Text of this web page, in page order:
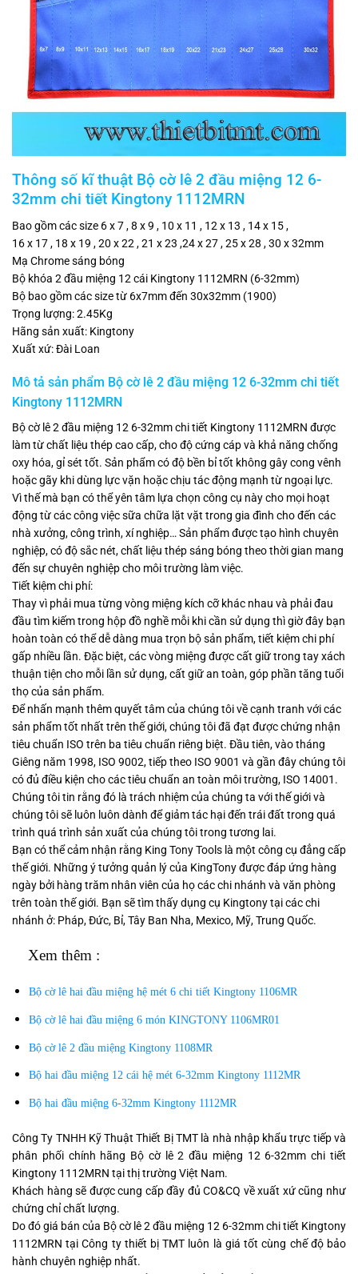
Thông số kĩ thuật Bộ cờ lê 2 đầu miệng 12 6-
32mm chi tiết Kingtony 1112MRN
Bao gồm các size 6 x 7 , 8 x 9 , 10 x 11 , 12 x 13 , 14 x 15 ,
16 x 17 , 18 x 19 , 20 x 22 , 21 x 23 ,24 x 27 , 25 x 28 , 30 x 32mm
Mạ Chrome sáng bóng
Bộ khóa 2 đầu miệng 12 cái Kingtony 1112MRN (6-32mm)
Bộ bao gồm các size từ 6x7mm đến 30x32mm (1900)
Trọng lượng: 2.45Kg
Hãng sản xuất: Kingtony
Xuất xứ: Đài Loan
Mô tả sản phẩm Bộ cờ lê 2 đầu miệng 12 6-32mm chi tiết
Kingtony 1112MRN
Bộ cờ lê 2 đầu miệng 12 6-32mm chi tiết Kingtony 1112MRN được
làm từ chất liệu thép cao cấp, cho độ cứng cáp và khả năng chống
oxy hóa, gỉ sét tốt. Sản phẩm có độ bền bỉ tốt không gây cong vênh
hoặc gãy khi dùng lực vặn hoặc chịu tác động mạnh từ ngoại lực.
Vì thế mà bạn có thể yên tâm lựa chọn công cụ này cho mọi hoạt
động từ các công việc sữa chữa lặt vặt trong gia đình cho đến các
nhà xưởng, công trình, xí nghiệp… Sản phẩm được tạo hình chuyên
nghiệp, có độ sắc nét, chất liệu thép sáng bóng theo thời gian mang
đến sự chuyên nghiệp cho môi trường làm việc.
Tiết kiệm chi phí:
Thay vì phải mua từng vòng miệng kích cỡ khác nhau và phải đau
đầu tìm kiếm trong hộp đồ nghề mỗi khi cần sử dụng thì giờ đây bạn
hoàn toàn có thể dễ dàng mua trọn bộ sản phẩm, tiết kiệm chi phí
gấp nhiều lần. Đặc biệt, các vòng miệng được cất giữ trong tay xách
thuận tiện cho mỗi lần sử dụng, cất giữ an toàn, góp phần tăng tuổi
thọ của sản phẩm.
Để nhấn mạnh thêm quyết tâm của chúng tôi về cạnh tranh với các
sản phẩm tốt nhất trên thế giới, chúng tôi đã đạt được chứng nhận
tiêu chuẩn ISO trên ba tiêu chuẩn riêng biệt. Đầu tiên, vào tháng
Giêng năm 1998, ISO 9002, tiếp theo ISO 9001 và gần đây chúng tôi
có đủ điều kiện cho các tiêu chuẩn an toàn môi trường, ISO 14001.
Chúng tôi tin rằng đó là trách nhiệm của chúng ta với thế giới và
chúng tôi sẽ luôn luôn dành để giảm tác hại đến trái đất trong quá
trình quá trình sản xuất của chúng tôi trong tương lai.
Bạn có thể cảm nhận rằng King Tony Tools là một công cụ đẳng cấp
thế giới. Những ý tưởng quản lý của KingTony được đáp ứng hàng
ngày bởi hàng trăm nhân viên của họ các chi nhánh và văn phòng
trên toàn thế giới. Bạn sẽ tìm thấy dụng cụ Kingtony tại các chi
nhánh ở: Pháp, Đức, Bỉ, Tây Ban Nha, Mexico, Mỹ, Trung Quốc.
Xem thêm :
Bộ cờ lê hai đầu miệng hệ mét 6 chi tiết Kingtony 1106MR
Bộ cờ lê hai đầu miệng 6 món KINGTONY 1106MR01
Bộ cờ lê 2 đầu miệng Kingtony 1108MR
Bộ hai đầu miệng 12 cái hệ mét 6-32mm Kingtony 1112MR
Bộ hai đầu miệng 6-32mm Kingtony 1112MR
Công Ty TNHH Kỹ Thuật Thiết Bị TMT là nhà nhập khẩu trực tiếp và
phân phối chính hãng Bộ cờ lê 2 đầu miệng 12 6-32mm chi tiết
Kingtony 1112MRN tại thị trường Việt Nam.
Khách hàng sẽ được cung cấp đầy đủ CO&CQ về xuất xứ cũng như
chứng chỉ chất lượng.
Do đó giá bán của Bộ cờ lê 2 đầu miệng 12 6-32mm chi tiết Kingtony
1112MRN tại Công ty thiết bị TMT luôn là giá tốt cùng chế độ bảo
hành chuyên nghiệp nhất.